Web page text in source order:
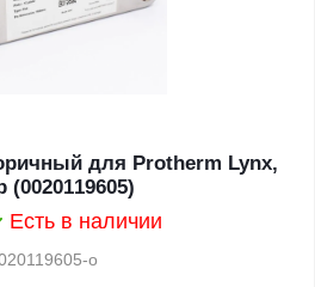
для Protherm Lynx,
(0020119605)
Есть в наличии
o